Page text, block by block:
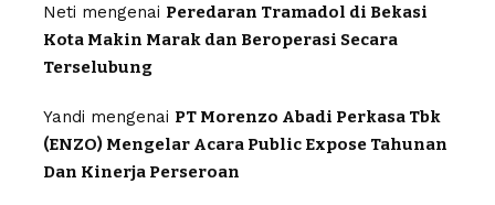
Neti mengenai Peredaran Tramadol di Bekasi
Kota Makin Marak dan Beroperasi Secara
Terselubung
Yandi mengenai PT Morenzo Abadi Perkasa Tbk
(ENZO) Mengelar Acara Public Expose Tahunan
Dan Kinerja Perseroan